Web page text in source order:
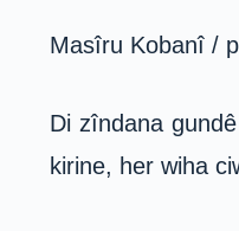
Masîru Kobanî /
Di zîndana
kirine, her wiha